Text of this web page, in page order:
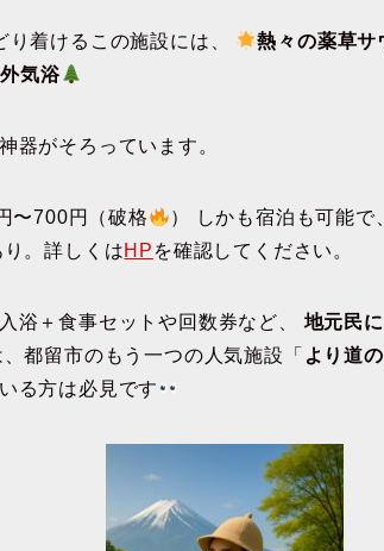
着けるこの施設には、 熱々の薬草サ
気浴
器がそろっています。
〜700円（破格 ） しかも宿泊も可能で
。詳しくはHP を確認してください。
浴＋食事セットや回数券など、 地元民
都留市のもう一つの人気施設「 より道
る方は必見です